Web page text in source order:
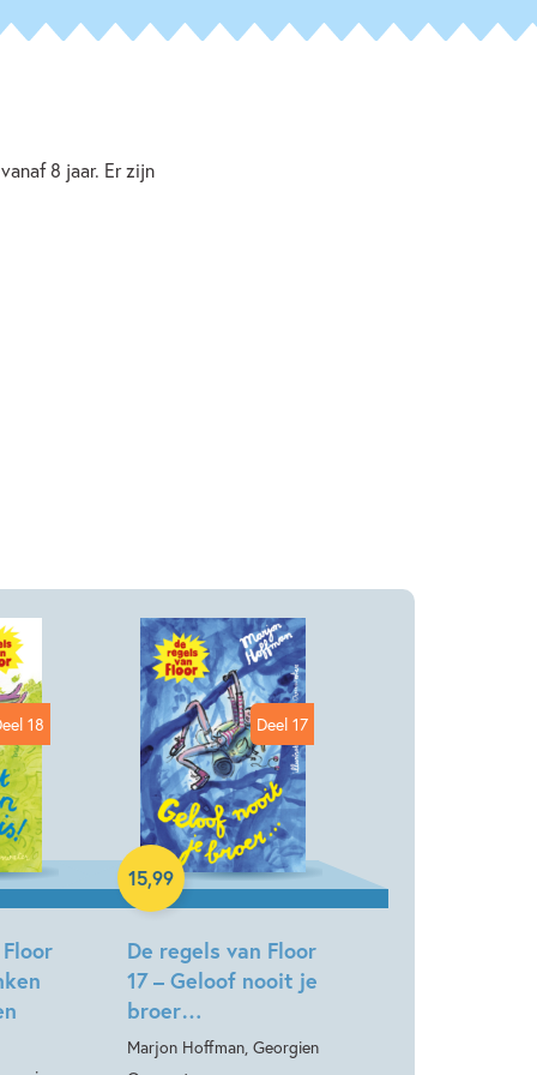
8 jaar. Er zijn
18 Deel 17
De regels van Floor
17 – Geloof nooit je
broer…
Marjon Hoffman, Georgien
15,99
Hardcover